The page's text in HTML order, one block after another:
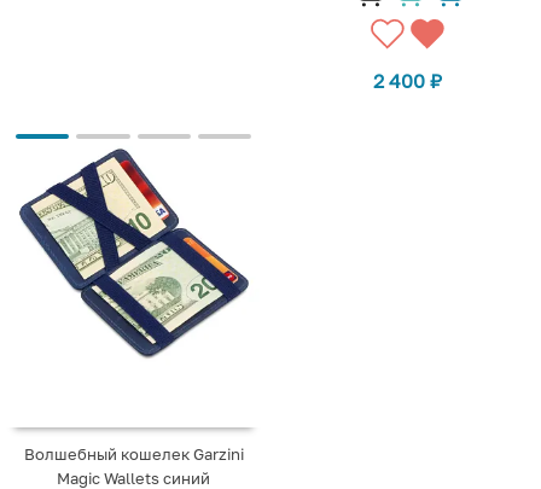
2 400 ₽
Волшебный кошелек Garzini
Magic Wallets синий